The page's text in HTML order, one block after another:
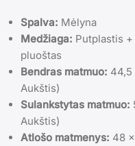
Spalva: Mėlyna
Medžiaga: Putplastis
pluoštas
Bendras matmuo: 44,5
Aukštis)
Sulankstytas matmuo:
Aukštis)
Atlošo matmenys: 48